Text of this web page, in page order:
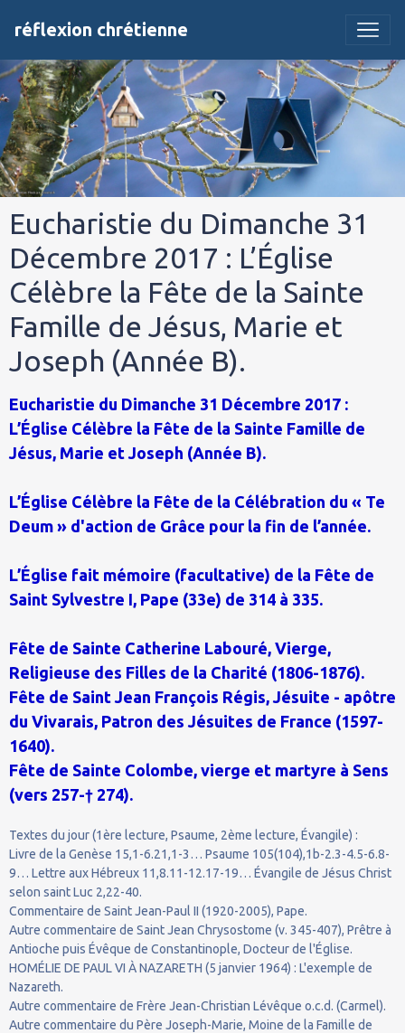
réflexion chrétienne
Eucharistie du Dimanche 31
Décembre 2017 : L’Église
Célèbre la Fête de la Sainte
Famille de Jésus, Marie et
Joseph (Année B).
Eucharistie du Dimanche 31 Décembre 2017 :
L’Église Célèbre la Fête de la Sainte Famille de
Jésus, Marie et Joseph (Année B).
L’Église Célèbre la Fête de la Célébration du « Te
Deum » d'action de Grâce pour la fin de l’année.
L’Église fait mémoire (facultative) de la Fête de
Saint Sylvestre I, Pape (33e) de 314 à 335.
Fête de Sainte Catherine Labouré, Vierge,
Religieuse des Filles de la Charité (1806-1876).
Fête de Saint Jean François Régis, Jésuite - apôtre
du Vivarais, Patron des Jésuites de France (1597-
1640).
Fête de Sainte Colombe, vierge et martyre à Sens
(vers 257-† 274).
Textes du jour (1ère lecture, Psaume, 2ème lecture, Évangile) :
Livre de la Genèse 15,1-6.21,1-3… Psaume 105(104),1b-2.3-4.5-6.8-
9… Lettre aux Hébreux 11,8.11-12.17-19… Évangile de Jésus Christ
selon saint Luc 2,22-40.
Commentaire de Saint Jean-Paul II (1920-2005), Pape.
Autre commentaire de Saint Jean Chrysostome (v. 345-407), Prêtre à
Antioche puis Évêque de Constantinople, Docteur de l'Église.
HOMÉLIE DE PAUL VI À NAZARETH (5 janvier 1964) : L'exemple de
Nazareth.
Autre commentaire de Frère Jean-Christian Lévêque o.c.d. (Carmel).
Autre commentaire du Père Joseph-Marie, Moine de la Famille de